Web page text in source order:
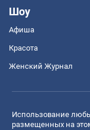
Шоу
Афиша
Красота
Женский Журнал
Использование
размещенных на